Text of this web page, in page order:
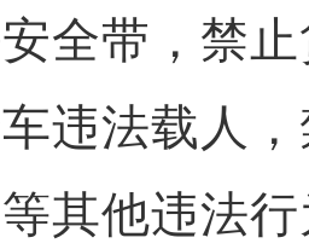
全带，禁
违法载人
其他违法